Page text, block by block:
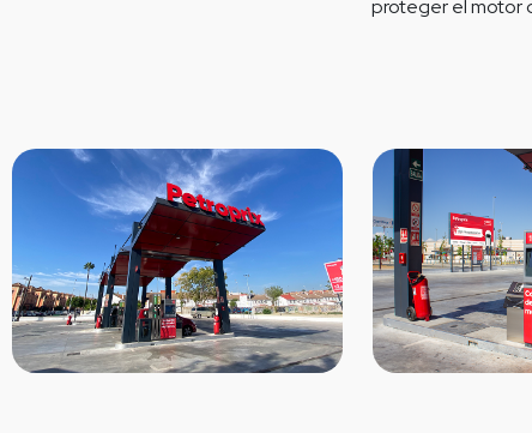
proteger el motor